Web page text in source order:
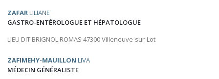
ZAFARLILIANE
GASTRO-ENTÉROLOGUE ET HÉPATOLOGUE
LIEU DIT BRIGNOL ROMAS 47300 Villeneuve-sur-Lot
ZAFIMEHY-MAUILLON LIVA
MÉDECIN GÉNÉRALISTE